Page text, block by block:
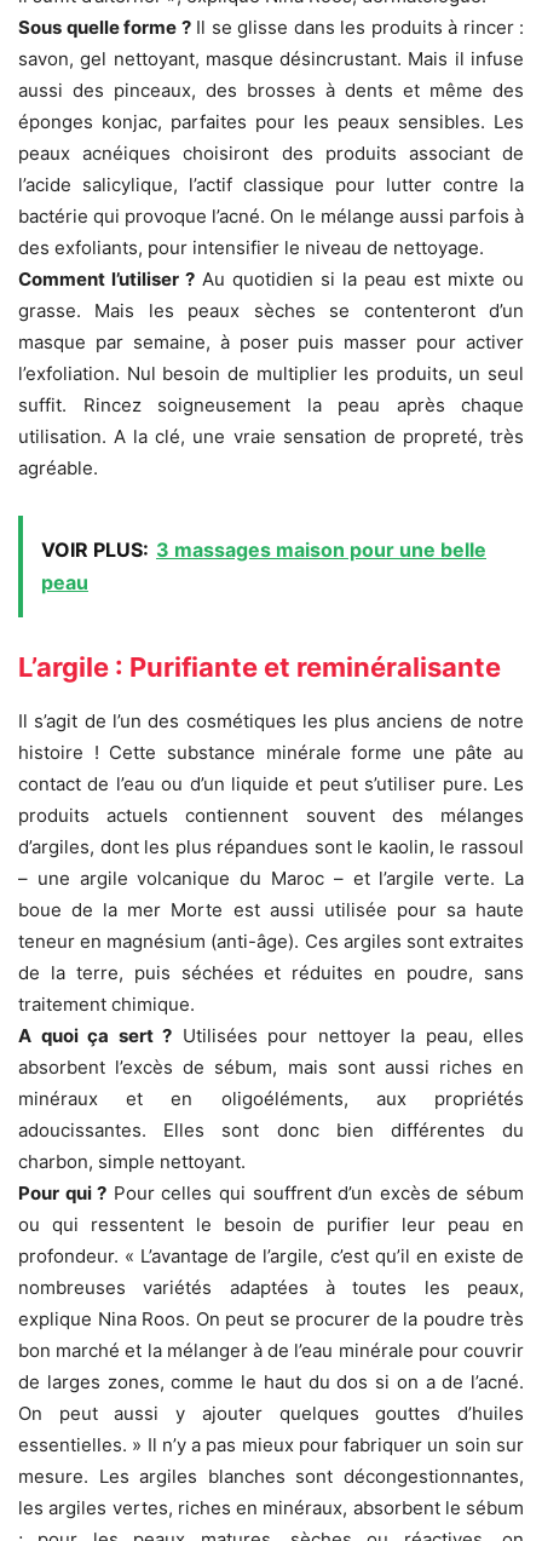
Sous quelle forme ?Il se glisse dans les produits à rincer :
savon, gel nettoyant, masque désincrustant. Mais il infuse
aussi des pinceaux, des brosses à dents et même des
éponges konjac, parfaites pour les peaux sensibles. Les
peaux acnéiques choisiront des produits associant de
l’acide salicylique, l’actif classique pour lutter contre la
bactérie qui provoque l’acné. On le mélange aussi parfois à
des exfoliants, pour intensifier le niveau de nettoyage.
Comment l’utiliser ? Au quotidien si la peau est mixte ou
grasse. Mais les peaux sèches se contenteront d’un
masque par semaine, à poser puis masser pour activer
l’exfoliation. Nul besoin de multiplier les produits, un seul
suffit. Rincez soigneusement la peau après chaque
utilisation. A la clé, une vraie sensation de propreté, très
agréable.
VOIR PLUS: 3 massages maison pour une belle
peau
L’argile : Purifiante et reminéralisante
Il s’agit de l’un des cosmétiques les plus anciens de notre
histoire ! Cette substance minérale forme une pâte au
contact de l’eau ou d’un liquide et peut s’utiliser pure. Les
produits actuels contiennent souvent des mélanges
d’argiles, dont les plus répandues sont le kaolin, le rassoul
– une argile volcanique du Maroc – et l’argile verte. La
boue de la mer Morte est aussi utilisée pour sa haute
teneur en magnésium (anti-âge). Ces argiles sont extraites
de la terre, puis séchées et réduites en poudre, sans
traitement chimique.
A quoi ça sert ? Utilisées pour nettoyer la peau, elles
absorbent l’excès de sébum, mais sont aussi riches en
minéraux et en oligoéléments, aux propriétés
adoucissantes. Elles sont donc bien différentes du
charbon, simple nettoyant.
Pour qui ? Pour celles qui souffrent d’un excès de sébum
ou qui ressentent le besoin de purifier leur peau en
profondeur. « L’avantage de l’argile, c’est qu’il en existe de
nombreuses variétés adaptées à toutes les peaux,
explique Nina Roos. On peut se procurer de la poudre très
bon marché et la mélanger à de l’eau minérale pour couvrir
de larges zones, comme le haut du dos si on a de l’acné.
On peut aussi y ajouter quelques gouttes d’huiles
essentielles. » Il n’y a pas mieux pour fabriquer un soin sur
mesure. Les argiles blanches sont décongestionnantes,
les argiles vertes, riches en minéraux, absorbent le sébum